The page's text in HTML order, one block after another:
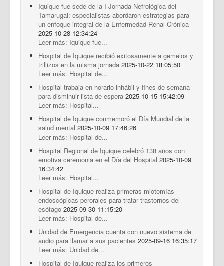
Iquique fue sede de la I Jornada Nefrológica del
Tamarugal: especialistas abordaron estrategias para
un enfoque integral de la Enfermedad Renal Crónica
2025-10-28 12:34:24
Leer más: Iquique fue...
Hospital de Iquique recibió exitosamente a gemelos y
trillizos en la misma jornada 2025-10-22 18:05:50
Leer más: Hospital de...
Hospital trabaja en horario inhábil y fines de semana
para disminuir lista de espera 2025-10-15 15:42:09
Leer más: Hospital...
Hospital de Iquique conmemoró el Día Mundial de la
salud mental 2025-10-09 17:46:26
Leer más: Hospital de...
Hospital Regional de Iquique celebró 138 años con
emotiva ceremonia en el Día del Hospital 2025-10-09
16:34:42
Leer más: Hospital...
Hospital de Iquique realiza primeras miotomías
endoscópicas perorales para tratar trastornos del
esófago 2025-09-30 11:15:20
Leer más: Hospital de...
Unidad de Emergencia cuenta con nuevo sistema de
audio para llamar a sus pacientes 2025-09-16 16:35:17
Leer más: Unidad de...
Hospital de Iquique realiza los primeros